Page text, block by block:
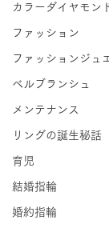
カラーダイヤモン
ファッション
ファッションジュ
ベルブランシュ
メンテナンス
リングの誕生秘話
育児
結婚指輪
婚約指輪